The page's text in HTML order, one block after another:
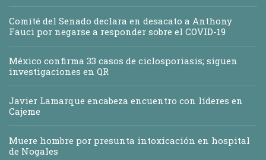
Comité del Senado declara en desacato a Anthony
Fauci por negarse a responder sobre el COVID-19
México confirma 33 casos de ciclosporiasis; siguen
investigaciones en QR
Javier Lamarque encabeza encuentro con líderes en
Cajeme
Muere hombre por presunta intoxicación en hospital
de Nogales